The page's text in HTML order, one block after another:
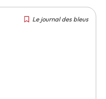
Le journal des bleus